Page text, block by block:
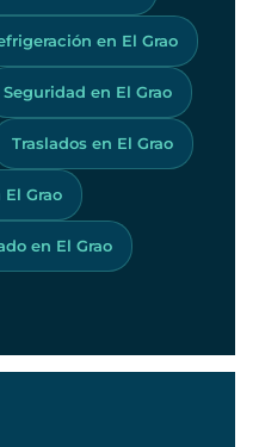
en El Grao
Seguridad en El Grao
Traslados en El Grao
Grao
en El Grao